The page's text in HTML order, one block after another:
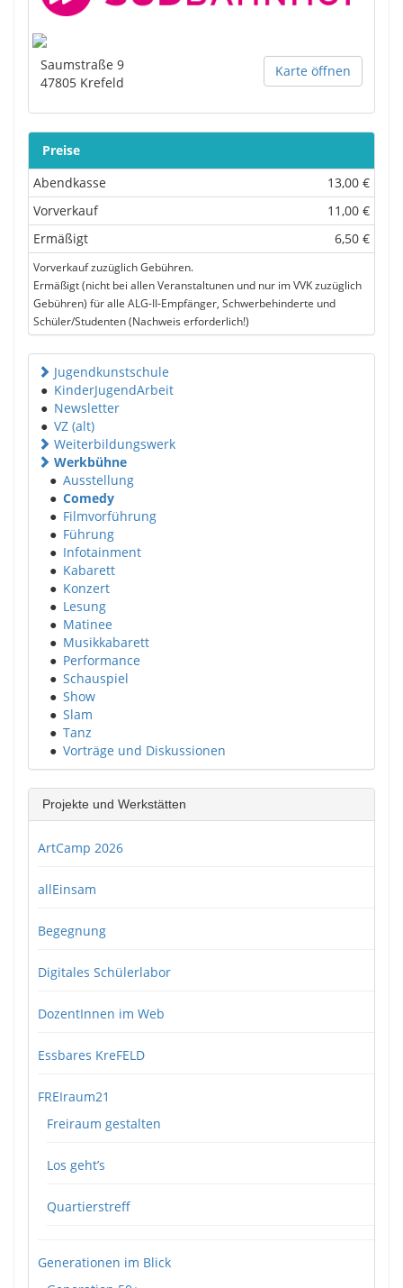
Karte öffnen
Saumstraße 9
47805 Krefeld
Preise
Abendkasse
13,00 €
Vorverkauf
11,00 €
Ermäßigt
6,50 €
Vorverkauf zuzüglich Gebühren.
Ermäßigt (nicht bei allen Veranstaltunen und nur im VVK zuzüglich
Gebühren) für alle ALG-II-Empfänger, Schwerbehinderte und
Schüler/Studenten (Nachweis erforderlich!)
Jugendkunstschule
● KinderJugendArbeit
● Newsletter
● VZ (alt)
Weiterbildungswerk
Werkbühne
● Ausstellung
● Comedy
● Filmvorführung
● Führung
● Infotainment
● Kabarett
● Konzert
● Lesung
● Matinee
● Musikkabarett
● Performance
● Schauspiel
● Show
● Slam
● Tanz
● Vorträge und Diskussionen
Projekte und Werkstätten
ArtCamp 2026
allEinsam
Begegnung
Digitales Schülerlabor
DozentInnen im Web
Essbares KreFELD
FREIraum21
Freiraum gestalten
Los geht’s
Quartierstreff
Generationen im Blick